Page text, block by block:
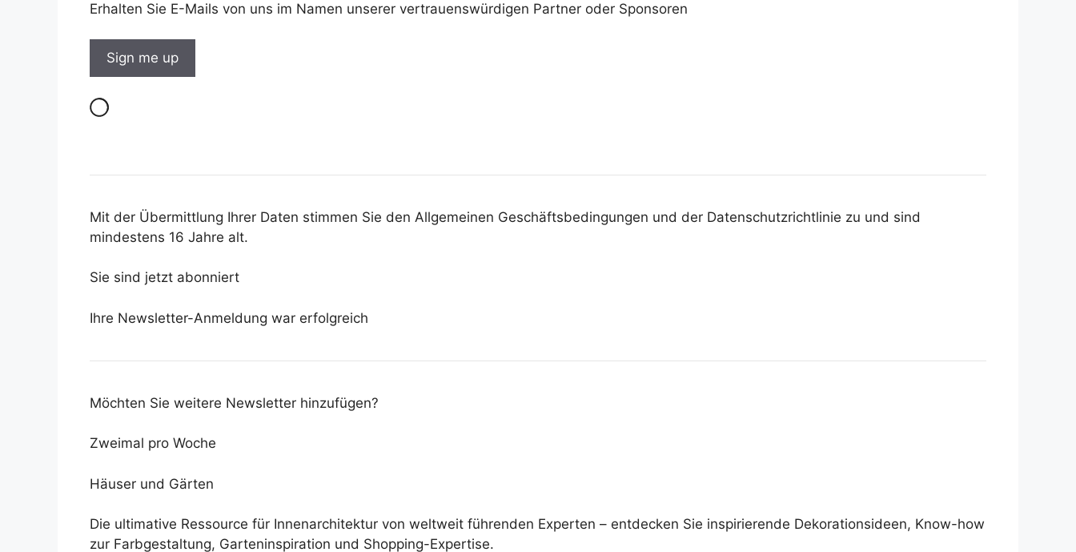
Erhalten Sie E-Mails von uns im Namen unserer vertrauenswürdigen Partner oder Sponsoren
Mit der Übermittlung Ihrer Daten stimmen Sie den Allgemeinen Geschäftsbedingungen und der Datenschutzrichtlinie zu und sind
mindestens 16 Jahre alt.
Sie sind jetzt abonniert
Ihre Newsletter-Anmeldung war erfolgreich
Möchten Sie weitere Newsletter hinzufügen?
Zweimal pro Woche
Häuser und Gärten
Die ultimative Ressource für Innenarchitektur von weltweit führenden Experten – entdecken Sie inspirierende Dekorationsideen, Know-how
zur Farbgestaltung, Garteninspiration und Shopping-Expertise.